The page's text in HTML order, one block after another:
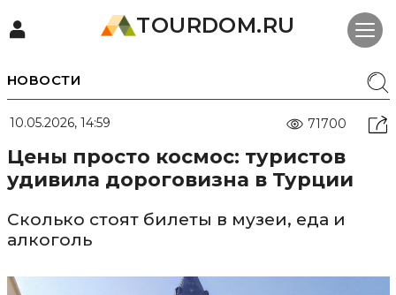
TOURDOM.RU
НОВОСТИ
10.05.2026, 14:59 71700
Цены просто космос: туристов
удивила дороговизна в Турции
Сколько стоят билеты в музеи, еда и
алкоголь